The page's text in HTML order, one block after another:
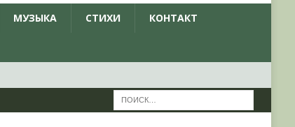
МУЗЫКА СТИХИ КОНТАКТ